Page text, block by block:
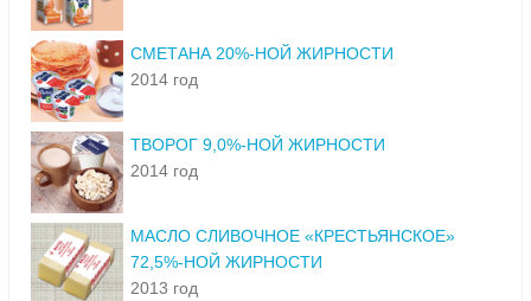
СМЕТАНА 20%-НОЙ ЖИРНОСТИ
2014 год
ТВОРОГ 9,0%-НОЙ ЖИРНОСТИ
2014 год
МАСЛО СЛИВОЧНОЕ «КРЕСТЬЯНСКОЕ»
72,5%-НОЙ ЖИРНОСТИ
2013 год